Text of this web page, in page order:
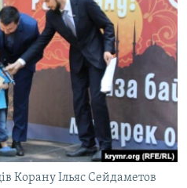
Корану Ільяс Сейдаметов